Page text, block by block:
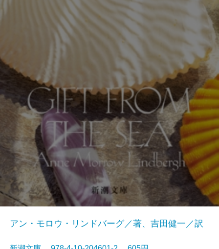
アン・モロウ・リンドバーグ／著、吉田健一／訳